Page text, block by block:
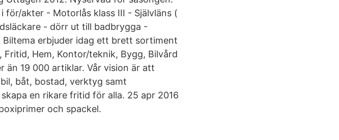
akter - Motorlås klass III - Självläns (
- dörr ut till badbrygga -
erbjuder idag ett brett sortiment
Hem, Kontor/teknik, Bygg, Bilvård
än 19 000 artiklar. Vår vision är att
båt, bostad, verktyg samt
en rikare fritid för alla. 25 apr 2016
och spackel.